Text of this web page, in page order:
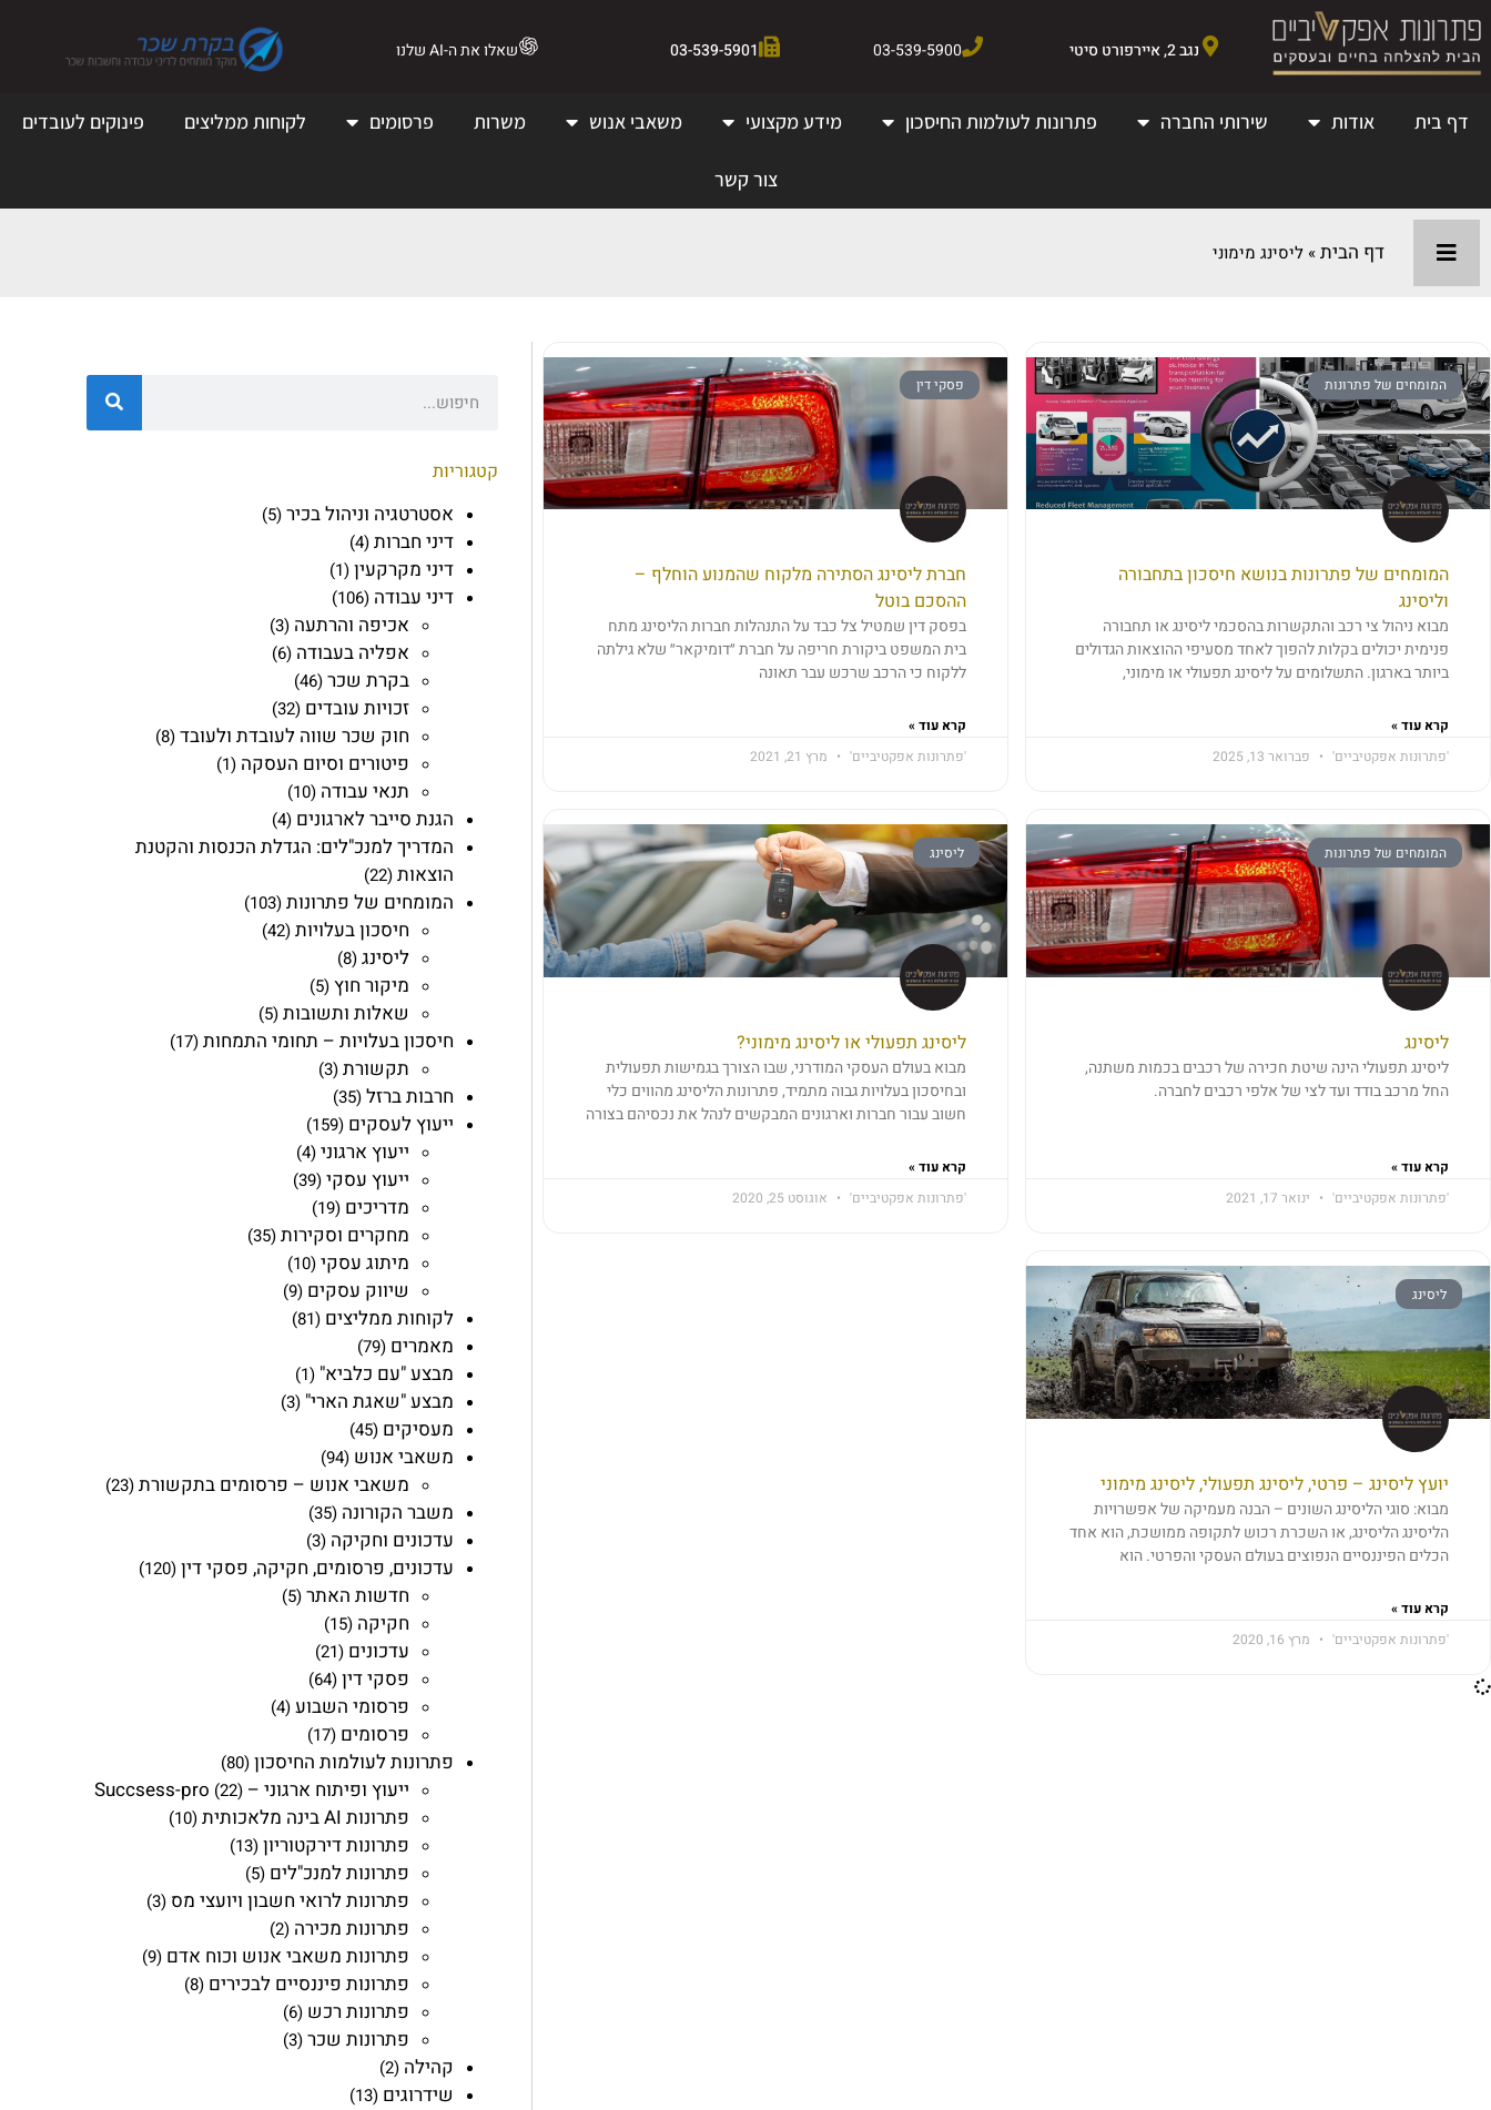
נגב 2, איירפורט סיטי 03-539-5900
03-539-5901 שאלו את ה-AI שלנו
דף בית אודות שירותי החברה פתרונות לעולמות החיסכון מידע מקצועי משאבי אנוש משרות פרסומים לקוחות ממליצים פינוקים לעובדים
צור קשר
דף הבית » ליסינג מימוני
המומחים של פתרונות
המומחים של פתרונות בנושא חיסכון בתחבורה
וליסינג
מבוא ניהול צי רכב והתקשרות בהסכמי ליסינג או תחבורה
פנימית יכולים בקלות להפוך לאחד מסעיפי ההוצאות הגדולים
ביותר בארגון. התשלומים על ליסינג תפעולי או מימוני,
קרא עוד »
'פתרונות אפקטיביים'
פברואר 13, 2025
פסקי דין
חברת ליסינג הסתירה מלקוח שהמנוע הוחלף –
ההסכם בוטל
בפסק דין שמטיל צל כבד על התנהלות חברות הליסינג מתח
בית המשפט ביקורת חריפה על חברת ״דומיקאר״ שלא גילתה
ללקוח כי הרכב שרכש עבר תאונה
קרא עוד »
'פתרונות אפקטיביים'
מרץ 21, 2021
המומחים של פתרונות
ליסינג
ליסינג תפעולי הינה שיטת חכירה של רכבים בכמות משתנה,
החל מרכב בודד ועד לצי של אלפי רכבים לחברה.
קרא עוד »
'פתרונות אפקטיביים'
ינואר 17, 2021
ליסינג
ליסינג תפעולי או ליסינג מימוני?
מבוא בעולם העסקי המודרני, שבו הצורך בגמישות תפעולית
ובחיסכון בעלויות גבוה מתמיד, פתרונות הליסינג מהווים כלי
חשוב עבור חברות וארגונים המבקשים לנהל את נכסיהם בצורה
קרא עוד »
'פתרונות אפקטיביים'
אוגוסט 25, 2020
ליסינג
יועץ ליסינג – פרטי, ליסינג תפעולי, ליסינג מימוני
מבוא: סוגי הליסינג השונים – הבנה מעמיקה של אפשרויות
הליסינג הליסינג, או השכרת רכוש לתקופה ממושכת, הוא אחד
הכלים הפיננסיים הנפוצים בעולם העסקי והפרטי. הוא
קרא עוד »
'פתרונות אפקטיביים'
מרץ 16, 2020
קטגוריות
אסטרטגיה וניהול בכיר(5)
דיני חברות(4)
דיני מקרקעין(1)
דיני עבודה (106)
אכיפה והרתעה (3)
אפליה בעבודה (6)
בקרת שכר(46)
זכויות עובדים (32)
חוק שכר שווה לעובדת ולעובד(8)
פיטורים וסיום העסקה (1)
תנאי עבודה (10)
הגנת סייבר לארגונים (4)
המדריך למנכ"לים: הגדלת הכנסות והקטנת
הוצאות(22)
המומחים של פתרונות(103)
חיסכון בעלויות(42)
ליסינג(8)
מיקור חוץ(5)
שאלות ותשובות(5)
חיסכון בעלויות – תחומי התמחות(17)
תקשורת(3)
חרבות ברזל(35)
ייעוץ לעסקים (159)
ייעוץ ארגוני(4)
ייעוץ עסקי(39)
מדריכים (19)
מחקרים וסקירות(35)
מיתוג עסקי(10)
שיווק עסקים (9)
לקוחות ממליצים (81)
מאמרים (79)
מבצע "עם כלביא" (1)
מבצע "שאגת הארי" (3)
מעסיקים (45)
משאבי אנוש (94)
משאבי אנוש – פרסומים בתקשורת(23)
משבר הקורונה (35)
עדכונים וחקיקה (3)
עדכונים, פרסומים, חקיקה, פסקי דין(120)
חדשות האתר(5)
חקיקה (15)
עדכונים (21)
פסקי דין(64)
פרסומי השבוע(4)
פרסומים (17)
פתרונות לעולמות החיסכון(80)
ייעוץ ופיתוח ארגוני – Succsess-pro (22)
פתרונות AI בינה מלאכותית (10)
פתרונות דירקטוריון(13)
פתרונות למנכ"לים (5)
פתרונות לרואי חשבון ויועצי מס (3)
פתרונות מכירה (2)
פתרונות משאבי אנוש וכוח אדם (9)
פתרונות פיננסיים לבכירים (8)
פתרונות רכש (6)
פתרונות שכר(3)
קהילה (2)
שידרוגים (13)